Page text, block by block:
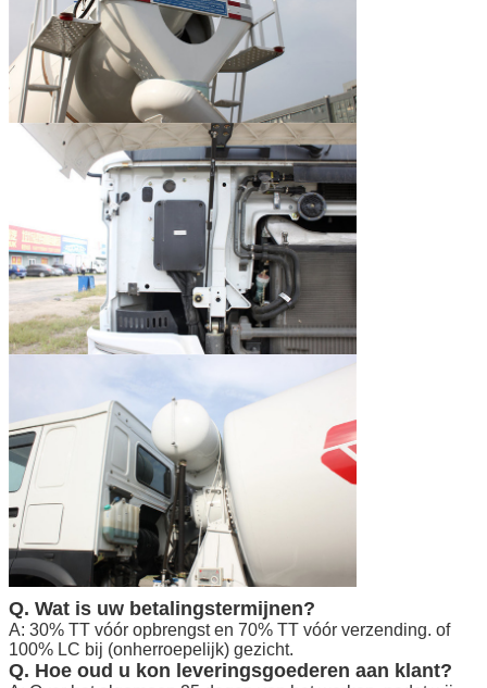
Q. Wat is uw betalingstermijnen?
A: 30% TT vóór opbrengst en 70% TT vóór verzending. of
100% LC bij (onherroepelijk) gezicht.
Q. Hoe oud u kon leveringsgoederen aan klant?